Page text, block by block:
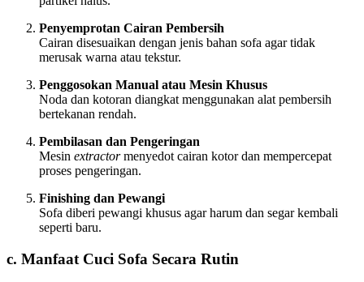
Penyemprotan Cairan Pembersih
Cairan disesuaikan dengan jenis bahan sofa agar tidak
merusak warna atau tekstur.
Penggosokan Manual atau Mesin Khusus
Noda dan kotoran diangkat menggunakan alat pembersih
bertekanan rendah.
Pembilasan dan Pengeringan
Mesin extractormenyedot cairan kotor dan mempercepat
proses pengeringan.
Finishing dan Pewangi
Sofa diberi pewangi khusus agar harum dan segar kembali
seperti baru.
c. Manfaat Cuci Sofa Secara Rutin